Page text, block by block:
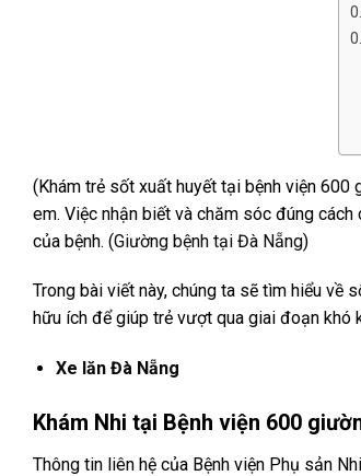
(Khám trẻ sốt xuất huyết tại bệnh viện 600
em. Việc nhận biết và chăm sóc đúng
của bệnh. (Giường bệnh tại Đà Nẵng)
Trong bài viết này, chúng ta sẽ tìm hiểu về
hữu ích để giúp trẻ vượt qua giai đoạn khó
Xe lăn Đà Nẵng
Khám Nhi tại Bệnh viện 600
Thông tin liên hệ của Bệnh viện Phụ sản